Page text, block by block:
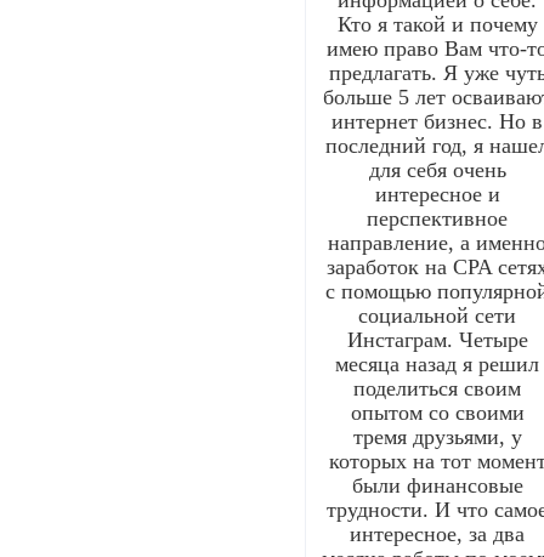
Кто я такой и почему
имею право Вам что-
предлагать. Я уже
больше 5 лет
интернет бизнес. Но в
последний год, я
для себя очень
интересное и
перспективное
направление, а
заработок на CPA
с помощью
социальной сети
Инстаграм. Четыре
месяца назад я решил
поделиться своим
опытом со своими
тремя друзьями, у
которых на тот
были финансовые
трудности. И что
интересное, за два